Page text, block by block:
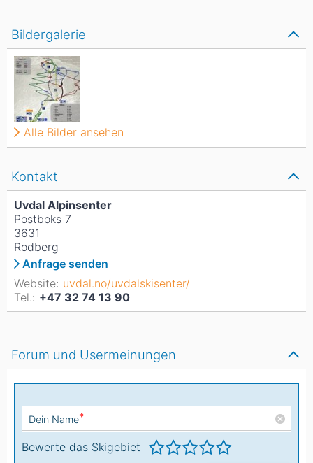
Kontakt
Uvdal Alpinsenter
Postboks 7
3631
Rodberg
Anfrage senden
Website: uvdal.no/uvdalskisenter/
Tel.: +47 32 74 13 90
Bildergalerie
Alle Bilder ansehen
Forum und Usermeinungen
Dein Name*
Bewerte das Skigebiet